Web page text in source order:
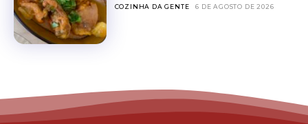
COZINHA DA GENTE 6 DE AGOSTO DE 2026